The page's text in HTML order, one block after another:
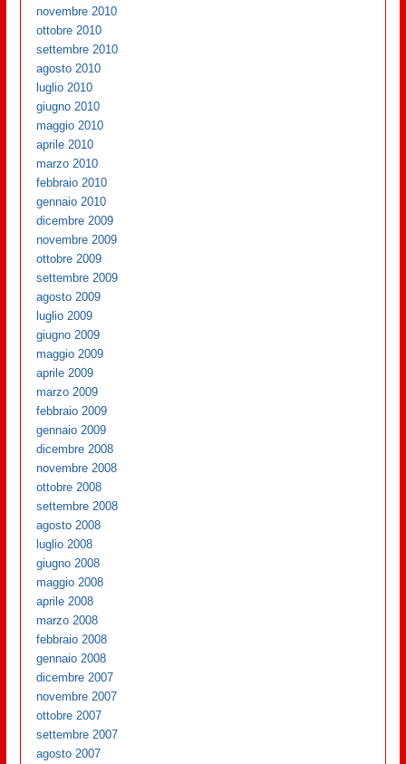
novembre 2010
ottobre 2010
settembre 2010
agosto 2010
luglio 2010
giugno 2010
maggio 2010
aprile 2010
marzo 2010
febbraio 2010
gennaio 2010
dicembre 2009
novembre 2009
ottobre 2009
settembre 2009
agosto 2009
luglio 2009
giugno 2009
maggio 2009
aprile 2009
marzo 2009
febbraio 2009
gennaio 2009
dicembre 2008
novembre 2008
ottobre 2008
settembre 2008
agosto 2008
luglio 2008
giugno 2008
maggio 2008
aprile 2008
marzo 2008
febbraio 2008
gennaio 2008
dicembre 2007
novembre 2007
ottobre 2007
settembre 2007
agosto 2007